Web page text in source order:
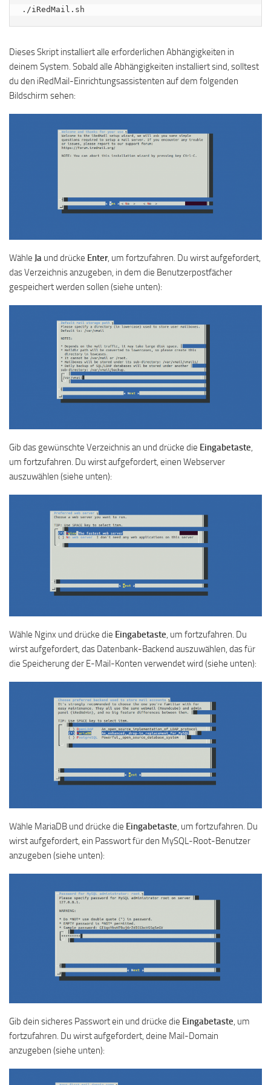
./iRedMail.sh
Dieses Skript installiert alle erforderlichen Abhängigkeiten in
deinem System. Sobald alle Abhängigkeiten installiert sind, solltest
du den iRedMail-Einrichtungsassistenten auf dem folgenden
Bildschirm sehen:
Wähle Ja und drücke Enter, um fortzufahren. Du wirst aufgefordert,
das Verzeichnis anzugeben, in dem die Benutzerpostfächer
gespeichert werden sollen (siehe unten):
Gib das gewünschte Verzeichnis an und drücke die Eingabetaste,
um fortzufahren. Du wirst aufgefordert, einen Webserver
auszuwählen (siehe unten):
Wähle Nginx und drücke die Eingabetaste, um fortzufahren. Du
wirst aufgefordert, das Datenbank-Backend auszuwählen, das für
die Speicherung der E-Mail-Konten verwendet wird (siehe unten):
Wähle MariaDB und drücke die Eingabetaste, um fortzufahren. Du
wirst aufgefordert, ein Passwort für den MySQL-Root-Benutzer
anzugeben (siehe unten):
Gib dein sicheres Passwort ein und drücke die Eingabetaste, um
fortzufahren. Du wirst aufgefordert, deine Mail-Domain
anzugeben (siehe unten):